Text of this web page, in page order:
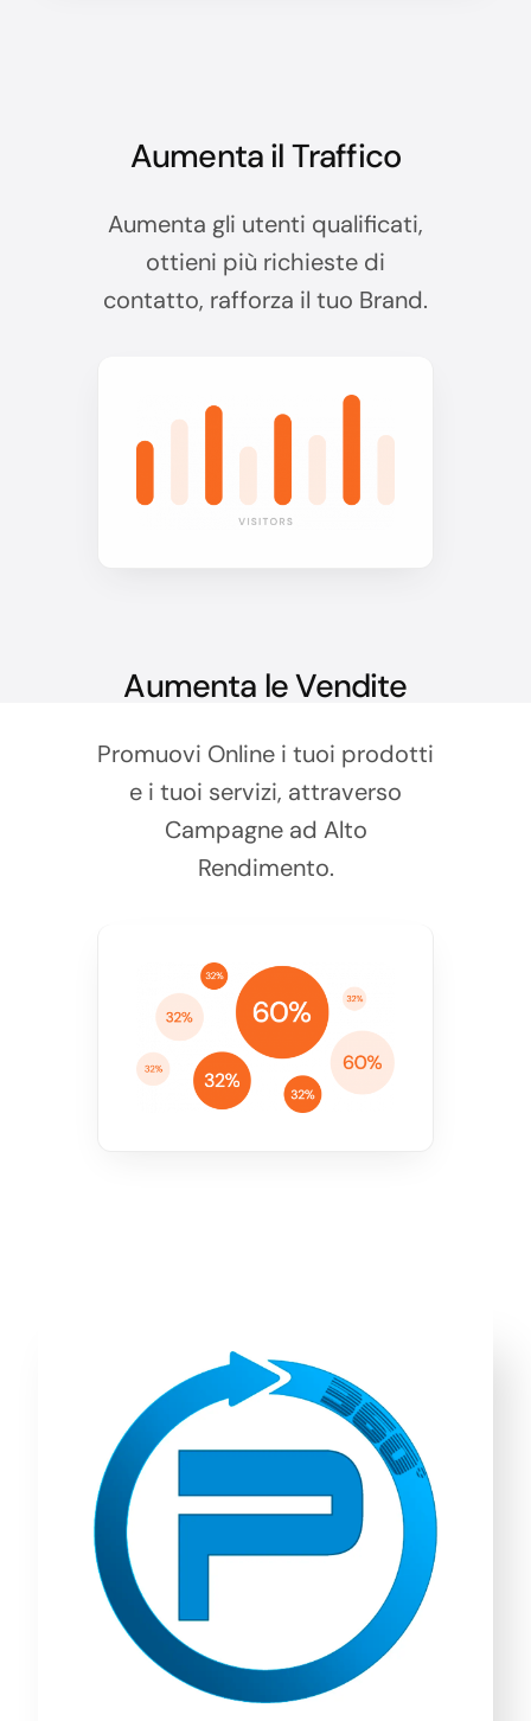
Aumenta il Traffico
Aumenta gli utenti qualificati,
ottieni più richieste di
contatto, rafforza il tuo Brand.
Aumenta le Vendite
Promuovi Online i tuoi prodotti
e i tuoi servizi, attraverso
Campagne ad Alto
Rendimento.